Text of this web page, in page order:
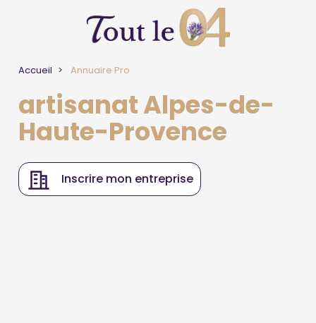
Accueil Annuaire Pro
artisanat Alpes-de-
Haute-Provence
Inscrire mon entreprise